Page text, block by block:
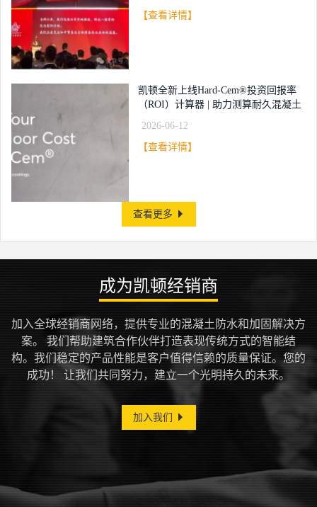
【查看详情】
凯顿全新上线Hard-Cem®投资回报率
（ROI）计算器 | 助力测算耐久混凝土
2026-06-12
【查看详情】
查看更多
成为凯顿经销商
加入全球经销商网络，提供专业的混凝土防水和加固解决方
案。
我们帮助建筑合作伙伴打造表现传统方式的智能结
构。我们稳定的产品性能是客户值得信赖的质量保证。您的
成功！
让我们共同努力，建立一个光明持久的未来。
加入我们